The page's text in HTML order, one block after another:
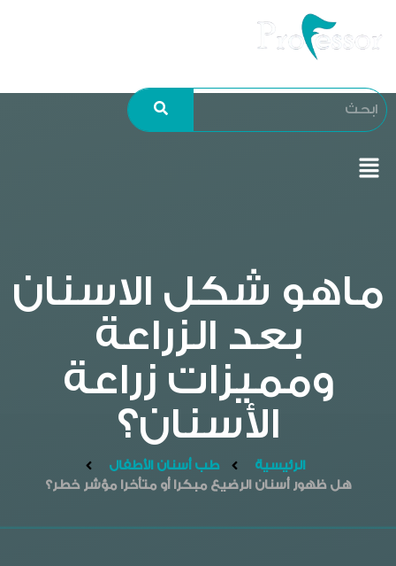
ماهو شكل الاسنان
بعد الزراعة
ومميزات زراعة
الأسنان؟
الرئيسية
طب أسنان الأطفال
هل ظهور أسنان الرضيع مبكرا أو متأخرا مؤشر خطر؟